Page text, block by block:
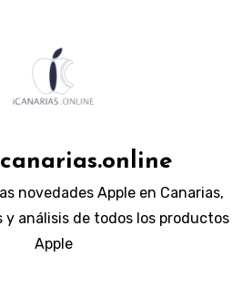
novedades Apple en Canarias,
y análisis de todos los productos
Apple